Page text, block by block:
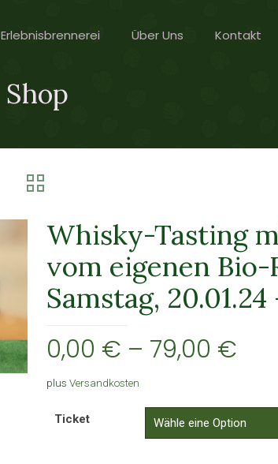
Erlebnisbrennerei Über Uns Kontakt
Shop
Whisky-Tasting
vom eigenen Bio-
Samstag,
0,00 € – 79,00 €
plus Versandkosten
Ticket